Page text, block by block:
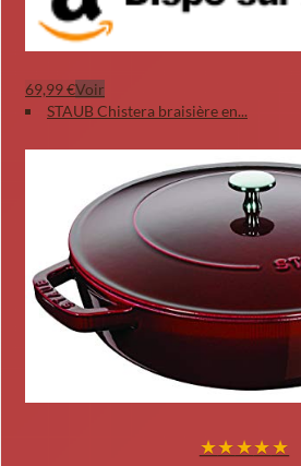
69,99 €Voir
STAUB Chistera braisière en...
★★★★★